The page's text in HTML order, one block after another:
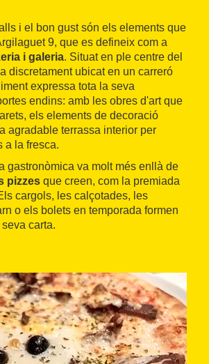
i el bon gust són els elements que
9, que es defineix com a
i galeria. Situat en ple centre del
discretament ubicat en un carreró
expressa tota la seva
endins: amb les obres d'art que
els elements de decoració
agradable terrassa interior per
a la fresca.
gastronòmica va molt més enllà de
pizzes que creen, com la premiada
cargols, les calçotades, les
o els bolets en temporada formen
carta.